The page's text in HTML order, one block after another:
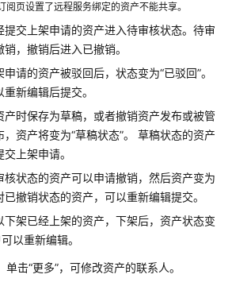
阅页设置了远程服务绑定的资产不能共享。
提交上架申请的资产进入待审核状态。待审
，撤销后进入已撤销。
请的资产被驳回后，状态变为“已驳回”。
新编辑后提交。
产时保存为草稿，或者撤销资产发布或被管
资产将变为“草稿状态”。 草稿状态的资产
上架申请。
核状态的资产可以申请撤销，然后资产变为
撤销状态的资产，可以重新编辑提交。
下架已经上架的资产，下架后，资产状态变
以重新编辑。
击“更多”，可修改资产的联系人。